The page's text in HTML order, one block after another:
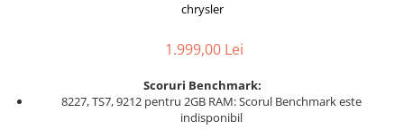
chrysler
1.999,00 Lei
Scoruri Benchmark:
8227, TS7, 9212 pentru 2GB RAM: Scorul Benchmark este
indisponibil